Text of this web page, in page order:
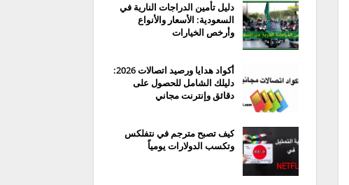
دليل تأمين الدراجات النارية في
السعودية: الأسعار والأنواع
وأرخص الخيارات
أكواد هدايا ورصيد اتصالات 2026:
دليلك الشامل للحصول على
دقائق وإنترنت مجاني
كيف تصبح مترجم في نتفلكس
وتكسب الدولارات يومياً